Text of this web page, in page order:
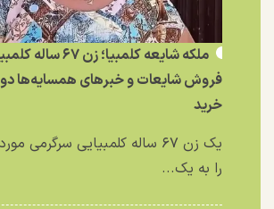
ملکه شایعه کلمبیا؛ زن ۶۷
فروش شایعات و خبر‌های همسایه‌ها دو
خرید
یک زن ۶۷ ساله کلمبیایی سرگرمی
را به یک...